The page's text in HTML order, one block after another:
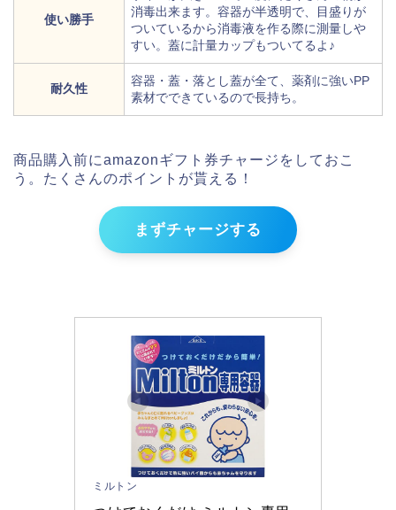
使い勝手
消毒出来ます。容器が半透明で、目盛りが
ついているから消毒液を作る際に測量しや
すい。蓋に計量カップもついてるよ♪
耐久性
容器・蓋・落とし蓋が全て、薬剤に強いPP
素材でできているので長持ち。
商品購入前にamazonギフト券チャージをしておこ
う。たくさんのポイントが貰える！
まずチャージする
ミルトン